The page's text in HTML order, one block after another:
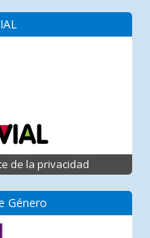
de la privacidad
Género